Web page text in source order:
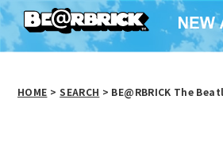
HOME > SEARCH > BE@RBRICK The